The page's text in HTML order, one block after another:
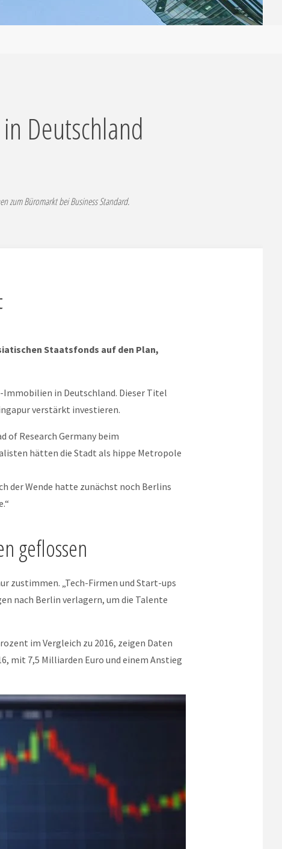
Deutschland
zum Büromarkt bei Business Standard.
Staatsfonds auf den Plan,
in Deutschland. Dieser Titel
verstärkt investieren.
of Research Germany beim
hätten die Stadt als hippe Metropole
der Wende hatte zunächst noch Berlins
geflossen
zustimmen. „Tech-Firmen und Start-ups
nach Berlin verlagern, um die Talente
im Vergleich zu 2016, zeigen Daten
mit 7,5 Milliarden Euro und einem Anstieg